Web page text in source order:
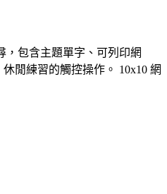
，包含主題單字、可列印網
閒練習的觸控操作。 10x10 網